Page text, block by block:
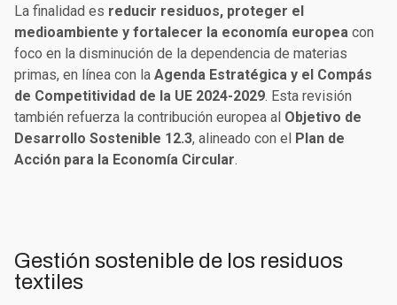
La finalidad es reducir residuos, proteger el
medioambiente y fortalecer la economía europea con
foco en la disminución de la dependencia de materias
primas, en línea con la Agenda Estratégica y el Compás
de Competitividad de la UE 2024-2029. Esta revisión
también refuerza la contribución europea al Objetivo de
Desarrollo Sostenible 12.3, alineado con el Plan de
Acción para la Economía Circular.
Gestión sostenible de los residuos
textiles